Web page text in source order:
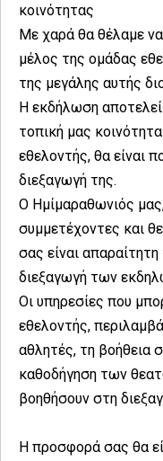
κοινότητας
Με χαρά θα θέλαμε
μέλος της ομάδας
της μεγάλης αυτής
Η εκδήλωση αποτελεί
τοπική μας
εθελοντής, θα είναι
διεξαγωγή της.
Ο Ημίμαραθωνιός
συμμετέχοντες και
σας είναι
διεξαγωγή των
Οι υπηρεσίες που
εθελοντής,
αθλητές, τη βοήθεια
καθοδήγηση των
βοηθήσουν στη
Η προσφορά σας θα